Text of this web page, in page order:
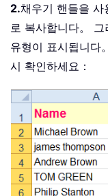
2.채우기 핸들을
로 복사합니다。
유형이 표시됩니다
시 확인하세요：